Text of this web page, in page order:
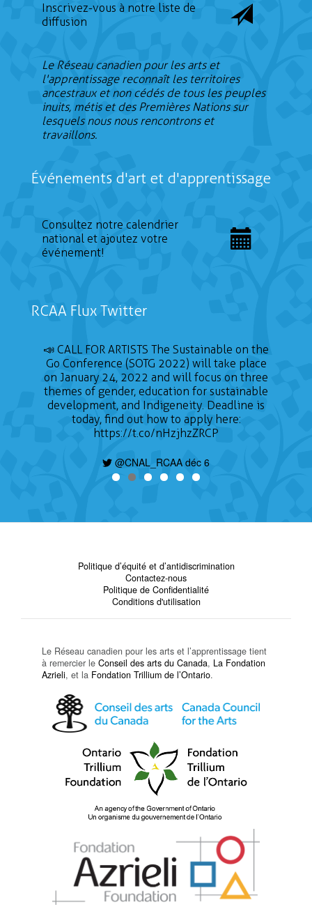
Inscrivez-vous à notre liste de
diffusion
Le Réseau canadien pour les arts et
l'apprentissage reconnaît les territoires
ancestraux et non cédés de tous les peuples
inuits, métis et des Premières Nations sur
lesquels nous nous rencontrons et
travaillons.
Événements d'art et d'apprentissage
Consultez notre calendrier
national et ajoutez votre
événement!
RCAA Flux Twitter
📣 CALL FOR ARTISTS The Sustainable on the
Go Conference (SOTG 2022) will take place
on January 24, 2022 and will focus on three
themes of gender, education for sustainable
development, and Indigeneity. Deadline is
today, find out how to apply here:
https://t.co/nHzjhzZRCP
@CNAL_RCAA déc 6
Politique d’équité et d’antidiscrimination
Contactez-nous
Politique de Confidentialité
Conditions d'utilisation
Le Réseau canadien pour les arts et l’apprentissage tient
à remercier le Conseil des arts du Canada, La Fondation
Azrieli, et la Fondation Trillium de l’Ontario.